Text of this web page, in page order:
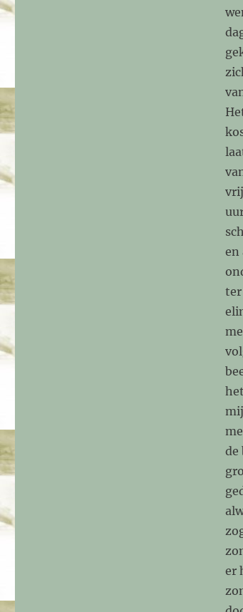
en
ter
de
er